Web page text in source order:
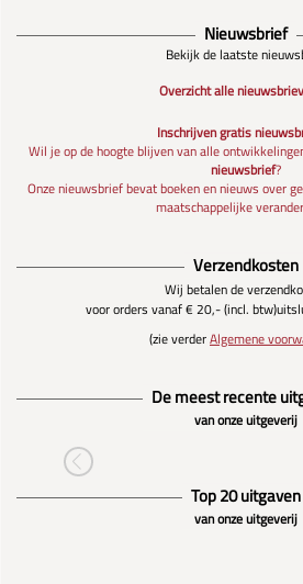
Nieuwsbrief
Bekijk de laatste
Overzicht alle
Inschrijven gratis
Wil je op de hoogte blijven van alle
nieuwsbrief?
Onze nieuwsbrief bevat boeken en nieuws over
maatschappelijke
Verzendkosten
Wij betalen de
voor orders vanaf € 20,- (incl. btw)
(zie verderAlgemene
De meest recente
van onze uitgeverij
Top 20 uitgaven
van onze uitgeverij